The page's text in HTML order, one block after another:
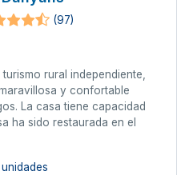
(97)
rural independiente,
y confortable
La casa tiene capacidad
ha sido restaurada en el